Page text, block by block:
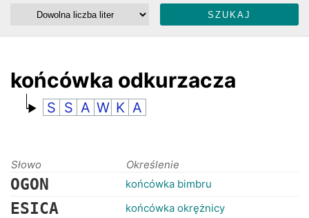
ŁAMIGŁÓWKI
końcówka odkurzacza
S S A W K A
Słowo Określenie
OGON końcówka bimbru
ESICA końcówka okrężnicy